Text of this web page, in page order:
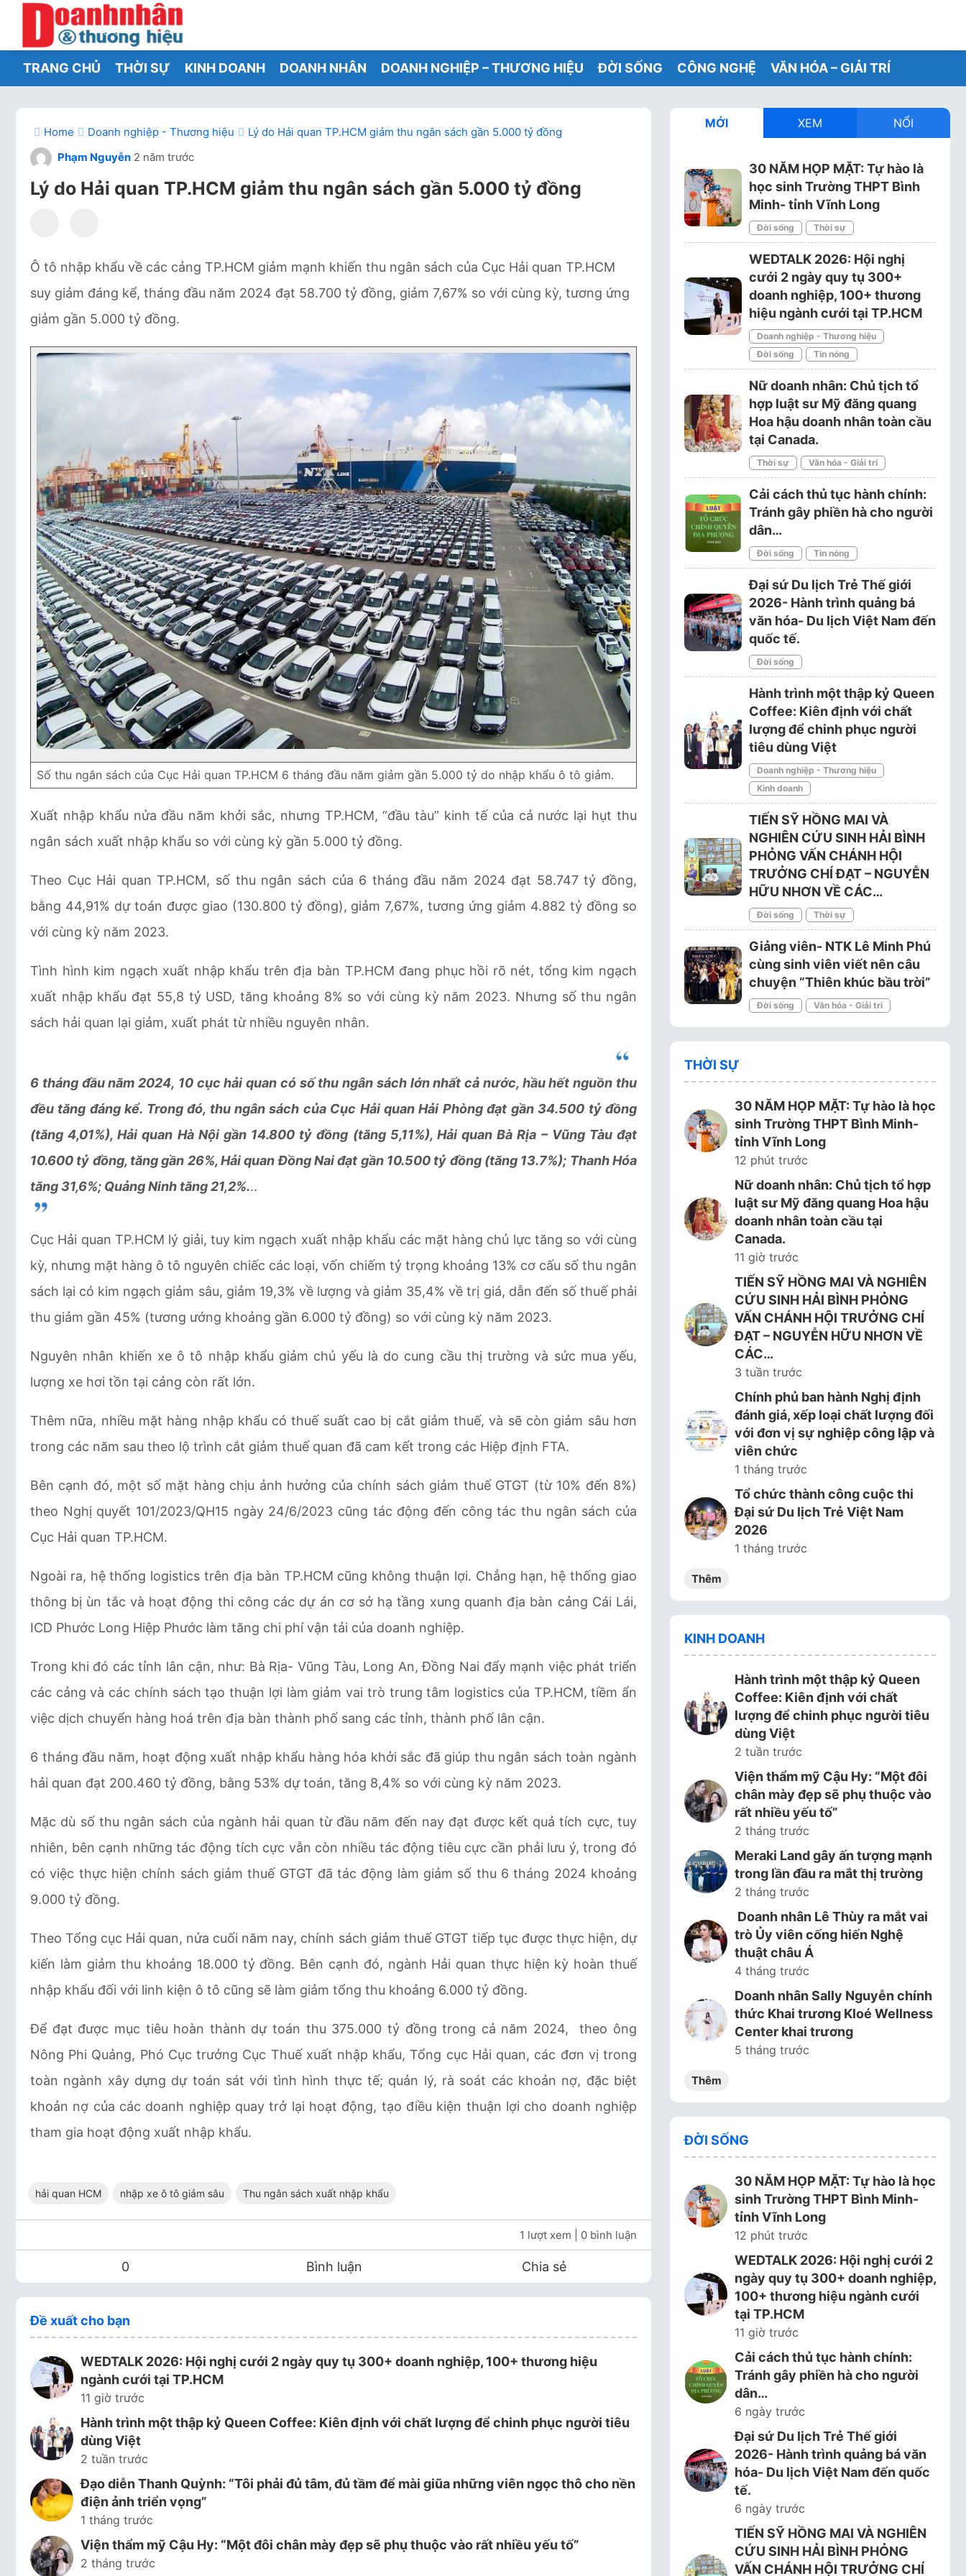
TRANG CHỦ THỜI SỰ KINH DOANH DOANH NHÂN DOANH NGHIỆP – THƯƠNG HIỆU ĐỜI SỐNG CÔNG NGHỆ VĂN HÓA – GIẢI TRÍ
Home Doanh nghiệp - Thương hiệu
Lý do Hải quan TP.HCM giảm thu ngân sách gần 5.000 tỷ đồng
Phạm Nguyễn 2 năm trước
Lý do Hải quan TP.HCM giảm thu ngân sách gần 5.000 tỷ đồng
Ô tô nhập khẩu về các cảng TP.HCM giảm mạnh khiến thu ngân sách của Cục Hải quan TP.HCM
suy giảm đáng kể, tháng đầu năm 2024 đạt 58.700 tỷ đồng, giảm 7,67% so với cùng kỳ, tương ứng
giảm gần 5.000 tỷ đồng.
Số thu ngân sách của Cục Hải quan TP.HCM 6 tháng đầu năm giảm gần 5.000 tỷ do nhập khẩu ô tô giảm.
Xuất nhập khẩu nửa đầu năm khởi sắc, nhưng TP.HCM, “đầu tàu” kinh tế của cả nước lại hụt thu
ngân sách xuất nhập khẩu so với cùng kỳ gần 5.000 tỷ đồng.
Theo Cục Hải quan TP.HCM, số thu ngân sách của 6 tháng đầu năm 2024 đạt 58.747 tỷ đồng,
bằng 44,91% dự toán được giao (130.800 tỷ đồng), giảm 7,67%, tương ứng giảm 4.882 tỷ đồng so
với cùng kỳ năm 2023.
Tình hình kim ngạch xuất nhập khẩu trên địa bàn TP.HCM đang phục hồi rõ nét, tổng kim ngạch
xuất nhập khẩu đạt 55,8 tỷ USD, tăng khoảng 8% so với cùng kỳ năm 2023. Nhưng số thu ngân
sách hải quan lại giảm, xuất phát từ nhiều nguyên nhân.
6 tháng đầu năm 2024, 10 cục hải quan có số thu ngân sách lớn nhất cả nước, hầu hết nguồn thu
đều tăng đáng kể. Trong đó, thu ngân sách của Cục Hải quan Hải Phòng đạt gần 34.500 tỷ đồng
(tăng 4,01%), Hải quan Hà Nội gần 14.800 tỷ đồng (tăng 5,11%), Hải quan Bà Rịa – Vũng Tàu đạt
10.600 tỷ đồng, tăng gần 26%, Hải quan Đồng Nai đạt gần 10.500 tỷ đồng (tăng 13.7%); Thanh Hóa
tăng 31,6%; Quảng Ninh tăng 21,2%...
Cục Hải quan TP.HCM lý giải, tuy kim ngạch xuất nhập khẩu các mặt hàng chủ lực tăng so với cùng
kỳ, nhưng mặt hàng ô tô nguyên chiếc các loại, vốn chiếm tỷ trọng khoảng 13% cơ cấu số thu ngân
sách lại có kim ngạch giảm sâu, giảm 19,3% về lượng và giảm 35,4% về trị giá, dẫn đến số thuế phải
thu giảm gần 45% (tương ướng khoảng gần 6.000 tỷ đồng) so với cùng kỳ năm 2023.
Nguyên nhân khiến xe ô tô nhập khẩu giảm chủ yếu là do cung cầu thị trường và sức mua yếu,
lượng xe hơi tồn tại cảng còn rất lớn.
Thêm nữa, nhiều mặt hàng nhập khẩu có thuế suất cao bị cắt giảm thuế, và sẽ còn giảm sâu hơn
trong các năm sau theo lộ trình cắt giảm thuế quan đã cam kết trong các Hiệp định FTA.
Bên cạnh đó, một số mặt hàng chịu ảnh hưởng của chính sách giảm thuế GTGT (từ 10% đến 8%)
theo Nghị quyết 101/2023/QH15 ngày 24/6/2023 cũng tác động đến công tác thu ngân sách của
Cục Hải quan TP.HCM.
Ngoài ra, hệ thống logistics trên địa bàn TP.HCM cũng không thuận lợi. Chẳng hạn, hệ thống giao
thông bị ùn tắc và hoạt động thi công các dự án cơ sở hạ tầng xung quanh địa bàn cảng Cái Lái,
ICD Phước Long Hiệp Phước làm tăng chi phí vận tải của doanh nghiệp.
Trong khi đó các tỉnh lân cận, như: Bà Rịa- Vũng Tàu, Long An, Đồng Nai đẩy mạnh việc phát triển
các cảng và các chính sách tạo thuận lợi làm giảm vai trò trung tâm logistics của TP.HCM, tiềm ẩn
việc dịch chuyển hàng hoá trên địa bàn thành phố sang các tỉnh, thành phố lân cận.
6 tháng đầu năm, hoạt động xuất nhập khẩu hàng hóa khởi sắc đã giúp thu ngân sách toàn ngành
hải quan đạt 200.460 tỷ đồng, bằng 53% dự toán, tăng 8,4% so với cùng kỳ năm 2023.
Mặc dù số thu ngân sách của ngành hải quan từ đầu năm đến nay đạt được kết quả tích cực, tuy
nhiên, bên cạnh những tác động tích cực vẫn còn nhiều tác động tiêu cực cần phải lưu ý, trong đó
có việc thực hiện chính sách giảm thuế GTGT đã tác động làm giảm số thu 6 tháng 2024 khoảng
9.000 tỷ đồng.
Theo Tổng cục Hải quan, nửa cuối năm nay, chính sách giảm thuế GTGT tiếp tục được thực hiện, dự
kiến làm giảm thu khoảng 18.000 tỷ đồng. Bên cạnh đó, ngành Hải quan thực hiện kỳ hoàn thuế
nhập khẩu đối với linh kiện ô tô cũng sẽ làm giảm tổng thu khoảng 6.000 tỷ đồng.
Để đạt được mục tiêu hoàn thành dự toán thu 375.000 tỷ đồng trong cả năm 2024, theo ông
Nông Phi Quảng, Phó Cục trưởng Cục Thuế xuất nhập khẩu, Tổng cục Hải quan, các đơn vị trong
toàn ngành xây dựng dự toán sát với tình hình thực tế; quản lý, rà soát các khoản nợ, đặc biệt
khoản nợ của các doanh nghiệp quay trở lại hoạt động, tạo điều kiện thuận lợi cho doanh nghiệp
tham gia hoạt động xuất nhập khẩu.
hải quan HCM nhập xe ô tô giảm sâu Thu ngân sách xuất nhập khẩu
1 lượt xem | 0 bình luận
0 Bình luận Chia sẻ
Đề xuất cho bạn
WEDTALK 2026: Hội nghị cưới 2 ngày quy tụ 300+ doanh nghiệp, 100+ thương hiệu
ngành cưới tại TP.HCM
11 giờ trước
Hành trình một thập kỷ Queen Coffee: Kiên định với chất lượng để chinh phục người tiêu
dùng Việt
2 tuần trước
Đạo diễn Thanh Quỳnh: “Tôi phải đủ tâm, đủ tầm để mài giũa những viên ngọc thô cho nền
điện ảnh triển vọng”
1 tháng trước
Viện thẩm mỹ Cậu Hy: “Một đôi chân mày đẹp sẽ phụ thuộc vào rất nhiều yếu tố”
2 tháng trước
MỚI XEM NỔI
30 NĂM HỌP MẶT: Tự hào là
học sinh Trường THPT Bình
Minh- tỉnh Vĩnh Long
Đời sống Thời sự
WEDTALK 2026: Hội nghị
cưới 2 ngày quy tụ 300+
doanh nghiệp, 100+ thương
hiệu ngành cưới tại TP.HCM
Doanh nghiệp - Thương hiệu
Đời sống
Tin nóng
Nữ doanh nhân: Chủ tịch tổ
hợp luật sư Mỹ đăng quang
Hoa hậu doanh nhân toàn cầu
tại Canada.
Thời sự Văn hóa - Giải trí
Cải cách thủ tục hành chính:
Tránh gây phiền hà cho người
dân…
Đời sống Tin nóng
Đại sứ Du lịch Trẻ Thế giới
2026- Hành trình quảng bá
văn hóa- Du lịch Việt Nam đến
quốc tế.
Đời sống
Hành trình một thập kỷ Queen
Coffee: Kiên định với chất
lượng để chinh phục người
tiêu dùng Việt
Doanh nghiệp - Thương hiệu
Kinh doanh
TIẾN SỸ HỒNG MAI VÀ
NGHIÊN CỨU SINH HẢI BÌNH
PHỎNG VẤN CHÁNH HỘI
TRƯỞNG CHÍ ĐẠT – NGUYỄN
HỮU NHƠN VỀ CÁC…
Đời sống Thời sự
Giảng viên- NTK Lê Minh Phú
cùng sinh viên viết nên câu
chuyện “Thiên khúc bầu trời”
Đời sống Văn hóa - Giải trí
THỜI SỰ
30 NĂM HỌP MẶT: Tự hào là học
sinh Trường THPT Bình Minh-
tỉnh Vĩnh Long
12 phút trước
Nữ doanh nhân: Chủ tịch tổ hợp
luật sư Mỹ đăng quang Hoa hậu
doanh nhân toàn cầu tại
Canada.
11 giờ trước
TIẾN SỸ HỒNG MAI VÀ NGHIÊN
CỨU SINH HẢI BÌNH PHỎNG
VẤN CHÁNH HỘI TRƯỞNG CHÍ
ĐẠT – NGUYỄN HỮU NHƠN VỀ
CÁC…
3 tuần trước
Chính phủ ban hành Nghị định
đánh giá, xếp loại chất lượng đối
với đơn vị sự nghiệp công lập và
viên chức
1 tháng trước
Tổ chức thành công cuộc thi
Đại sứ Du lịch Trẻ Việt Nam
2026
1 tháng trước
Thêm
KINH DOANH
Hành trình một thập kỷ Queen
Coffee: Kiên định với chất
lượng để chinh phục người tiêu
dùng Việt
2 tuần trước
Viện thẩm mỹ Cậu Hy: “Một đôi
chân mày đẹp sẽ phụ thuộc vào
rất nhiều yếu tố”
2 tháng trước
Meraki Land gây ấn tượng mạnh
trong lần đầu ra mắt thị trường
2 tháng trước
Doanh nhân Lê Thùy ra mắt vai
trò Ủy viên cống hiến Nghệ
thuật châu Á
4 tháng trước
Doanh nhân Sally Nguyễn chính
thức Khai trương Kloé Wellness
Center khai trương
5 tháng trước
Thêm
ĐỜI SỐNG
30 NĂM HỌP MẶT: Tự hào là học
sinh Trường THPT Bình Minh-
tỉnh Vĩnh Long
12 phút trước
WEDTALK 2026: Hội nghị cưới 2
ngày quy tụ 300+ doanh nghiệp,
100+ thương hiệu ngành cưới
tại TP.HCM
11 giờ trước
Cải cách thủ tục hành chính:
Tránh gây phiền hà cho người
dân…
6 ngày trước
Đại sứ Du lịch Trẻ Thế giới
2026- Hành trình quảng bá văn
hóa- Du lịch Việt Nam đến quốc
tế.
6 ngày trước
TIẾN SỸ HỒNG MAI VÀ NGHIÊN
CỨU SINH HẢI BÌNH PHỎNG
VẤN CHÁNH HỘI TRƯỞNG CHÍ